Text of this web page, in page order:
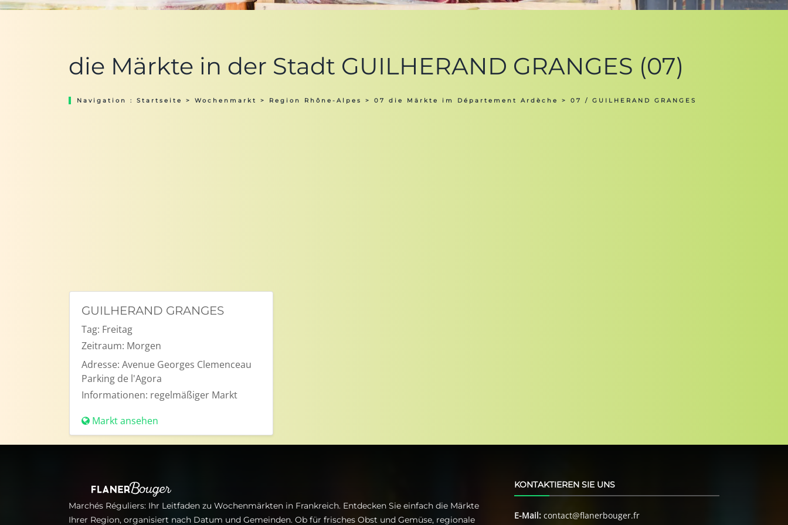
die Märkte in der Stadt GUILHERAND GRANGES (07)
Navigation : Startseite > Wochenmarkt > Region Rhône-Alpes > 07 die Märkte im Département Ardèche > 07 / GUILHERAND GRANGES
GUILHERAND GRANGES
Tag: Freitag
Zeitraum: Morgen
Adresse: Avenue Georges Clemenceau
Parking de l'Agora
Informationen: regelmäßiger Markt
Markt ansehen
Marchés Réguliers: Ihr Leitfaden zu Wochenmärkten in Frankreich. Entdecken Sie einfach die Märkte
Ihrer Region, organisiert nach Datum und Gemeinden. Ob für frisches Obst und Gemüse, regionale
KONTAKTIEREN SIE UNS
E-Mail: contact@flanerbouger.fr